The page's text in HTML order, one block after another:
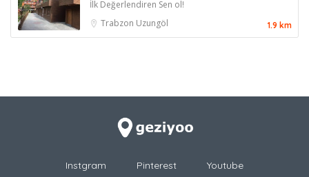
İlk Değerlendiren Sen ol!
Trabzon Uzungöl 1.9 km
Instgram Pinterest Youtube